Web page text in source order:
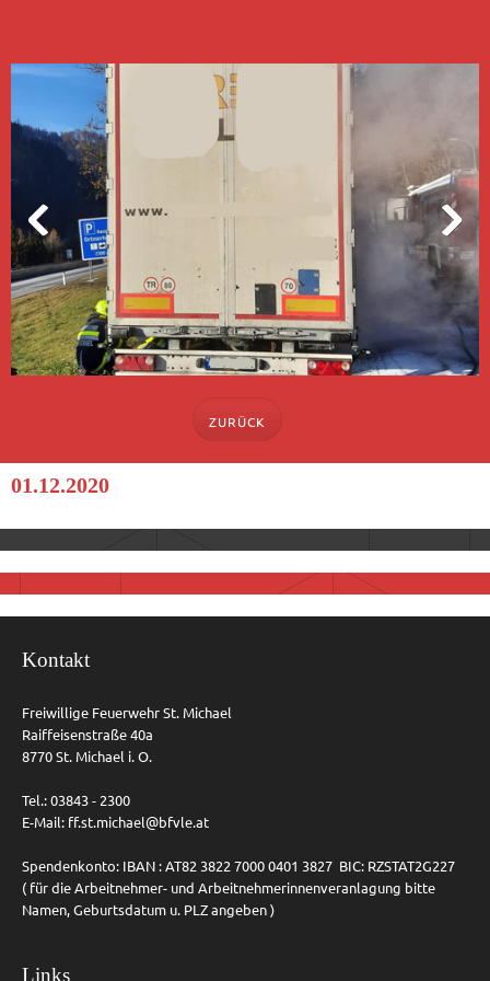
ZURÜCK
01.12.2020
Kontakt
Freiwillige Feuerwehr St. Michael
Raiffeisenstraße 40a
8770 St. Michael i. O.
Tel.: 03843 - 2300
E-Mail: ff.st.michael@bfvle.at
Spendenkonto: IBAN : AT82 3822 7000 0401 3827 BIC: RZSTAT2G227
( für die Arbeitnehmer- und Arbeitnehmerinnenveranlagung bitte
Namen, Geburtsdatum u. PLZ angeben )
Links